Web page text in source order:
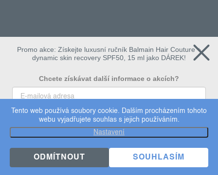
Tento web používá soubory cookie. Dalším procházením tohoto
webu vyjadřujete souhlas s jejich používáním.
Nastavení
ODMÍTNOUT SOUHLASÍM
Copyright 2026Dermalogica. Všechna práva vyhrazena.
Upravit nastavení cookies
Užijte si 15% slevu
Promo akce: Získejte luxusní ručník Balmain Hair Couture +
dynamic skin recovery SPF50, 15 ml jako DÁREK!
Chcete získávat další informace o akcích?
To chci